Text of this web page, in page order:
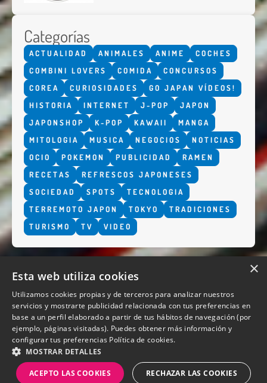
Categorías
ACTUALIDAD ANIMALES ANIME
COCHES
COMBINI LOVERS
COMIDA
CONCURSOS
COREA
CURIOSIDADES
GO JAPAN VÍDEOS!
HISTORIA
INTERNET J-POP
JAPON
JAPONSHOP
K-POP KAWAII
MANGA
MITOLOGIA
MUSICA NEGOCIOS
NOTICIAS
OCIO
POKEMON PUBLICIDAD
RAMEN
RECETAS
REFRESCOS JAPONESES
SOCIEDAD
SPOTS
TECNOLOGIA
TERREMOTO JAPON
TOKYO
TRADICIONES
TURISMO
TV VIDEO
QUIENES SOMOS
×
Esta web utiliza cookies
Utilizamos cookies propias y de terceros para analizar nuestros
servicios y mostrarte publicidad relacionada con tus preferencias en
base a un perfil elaborado a partir de tus hábitos de navegación (por
ejemplo, páginas visitadas). Puedes obtener más información y
configurar tus preferencias Política de cookies.
MOSTRAR DETALLES
ACEPTO LAS COOKIES RECHAZAR LAS COOKIES